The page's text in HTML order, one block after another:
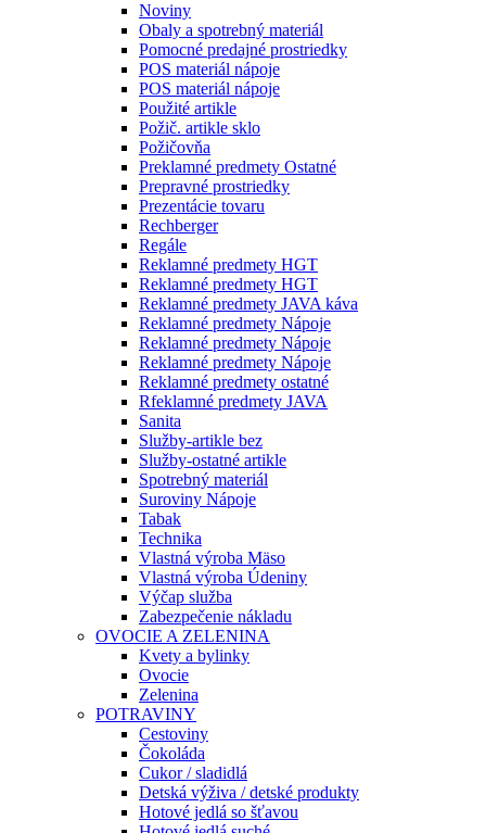
Noviny
Obaly a spotrebný materiál
Pomocné predajné prostriedky
POS materiál nápoje
POS materiál nápoje
Použité artikle
Požič. artikle sklo
Požičovňa
Preklamné predmety Ostatné
Prepravné prostriedky
Prezentácie tovaru
Rechberger
Regále
Reklamné predmety HGT
Reklamné predmety HGT
Reklamné predmety JAVA káva
Reklamné predmety Nápoje
Reklamné predmety Nápoje
Reklamné predmety Nápoje
Reklamné predmety ostatné
Rfeklamné predmety JAVA
Sanita
Služby-artikle bez
Služby-ostatné artikle
Spotrebný materiál
Suroviny Nápoje
Tabak
Technika
Vlastná výroba Mäso
Vlastná výroba Údeniny
Výčap služba
Zabezpečenie nákladu
OVOCIE A ZELENINA
Kvety a bylinky
Ovocie
Zelenina
POTRAVINY
Cestoviny
Čokoláda
Cukor / sladidlá
Detská výživa / detské produkty
Hotové jedlá so šťavou